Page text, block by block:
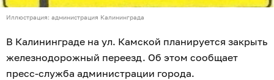
Иллюстрация: администрация Калининграда
В Калининграде на ул. Камской планируется закрыть
железнодорожный переезд. Об этом сообщает
пресс-служба администрации города.